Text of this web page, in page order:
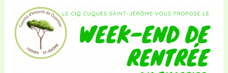
grenier
du
21
septembre